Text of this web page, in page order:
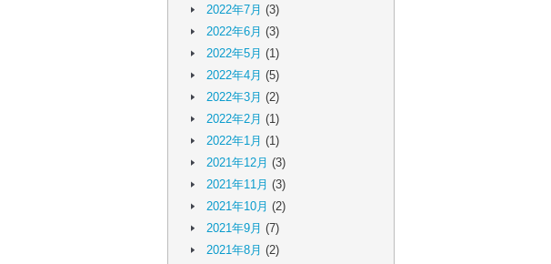
2022年7月 (3)
2022年6月 (3)
2022年5月 (1)
2022年4月 (5)
2022年3月 (2)
2022年2月 (1)
2022年1月 (1)
2021年12月 (3)
2021年11月 (3)
2021年10月 (2)
2021年9月 (7)
2021年8月 (2)